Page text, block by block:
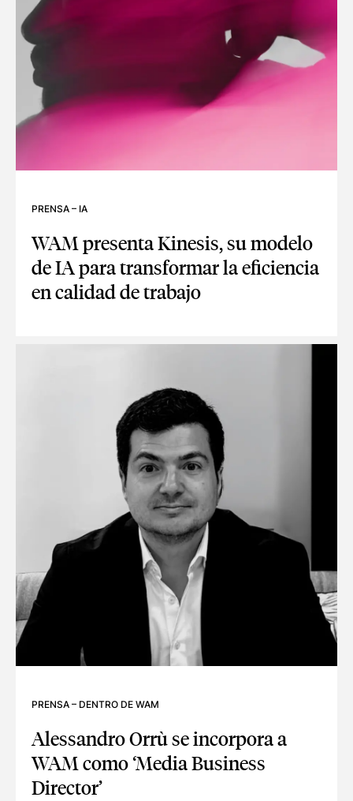
PRENSA – IA
WAM presenta Kinesis, su modelo
de IA para transformar la eficiencia
en calidad de trabajo
PRENSA – DENTRO DE WAM
Alessandro Orrù se incorpora a
WAM como ‘Media Business
Director’